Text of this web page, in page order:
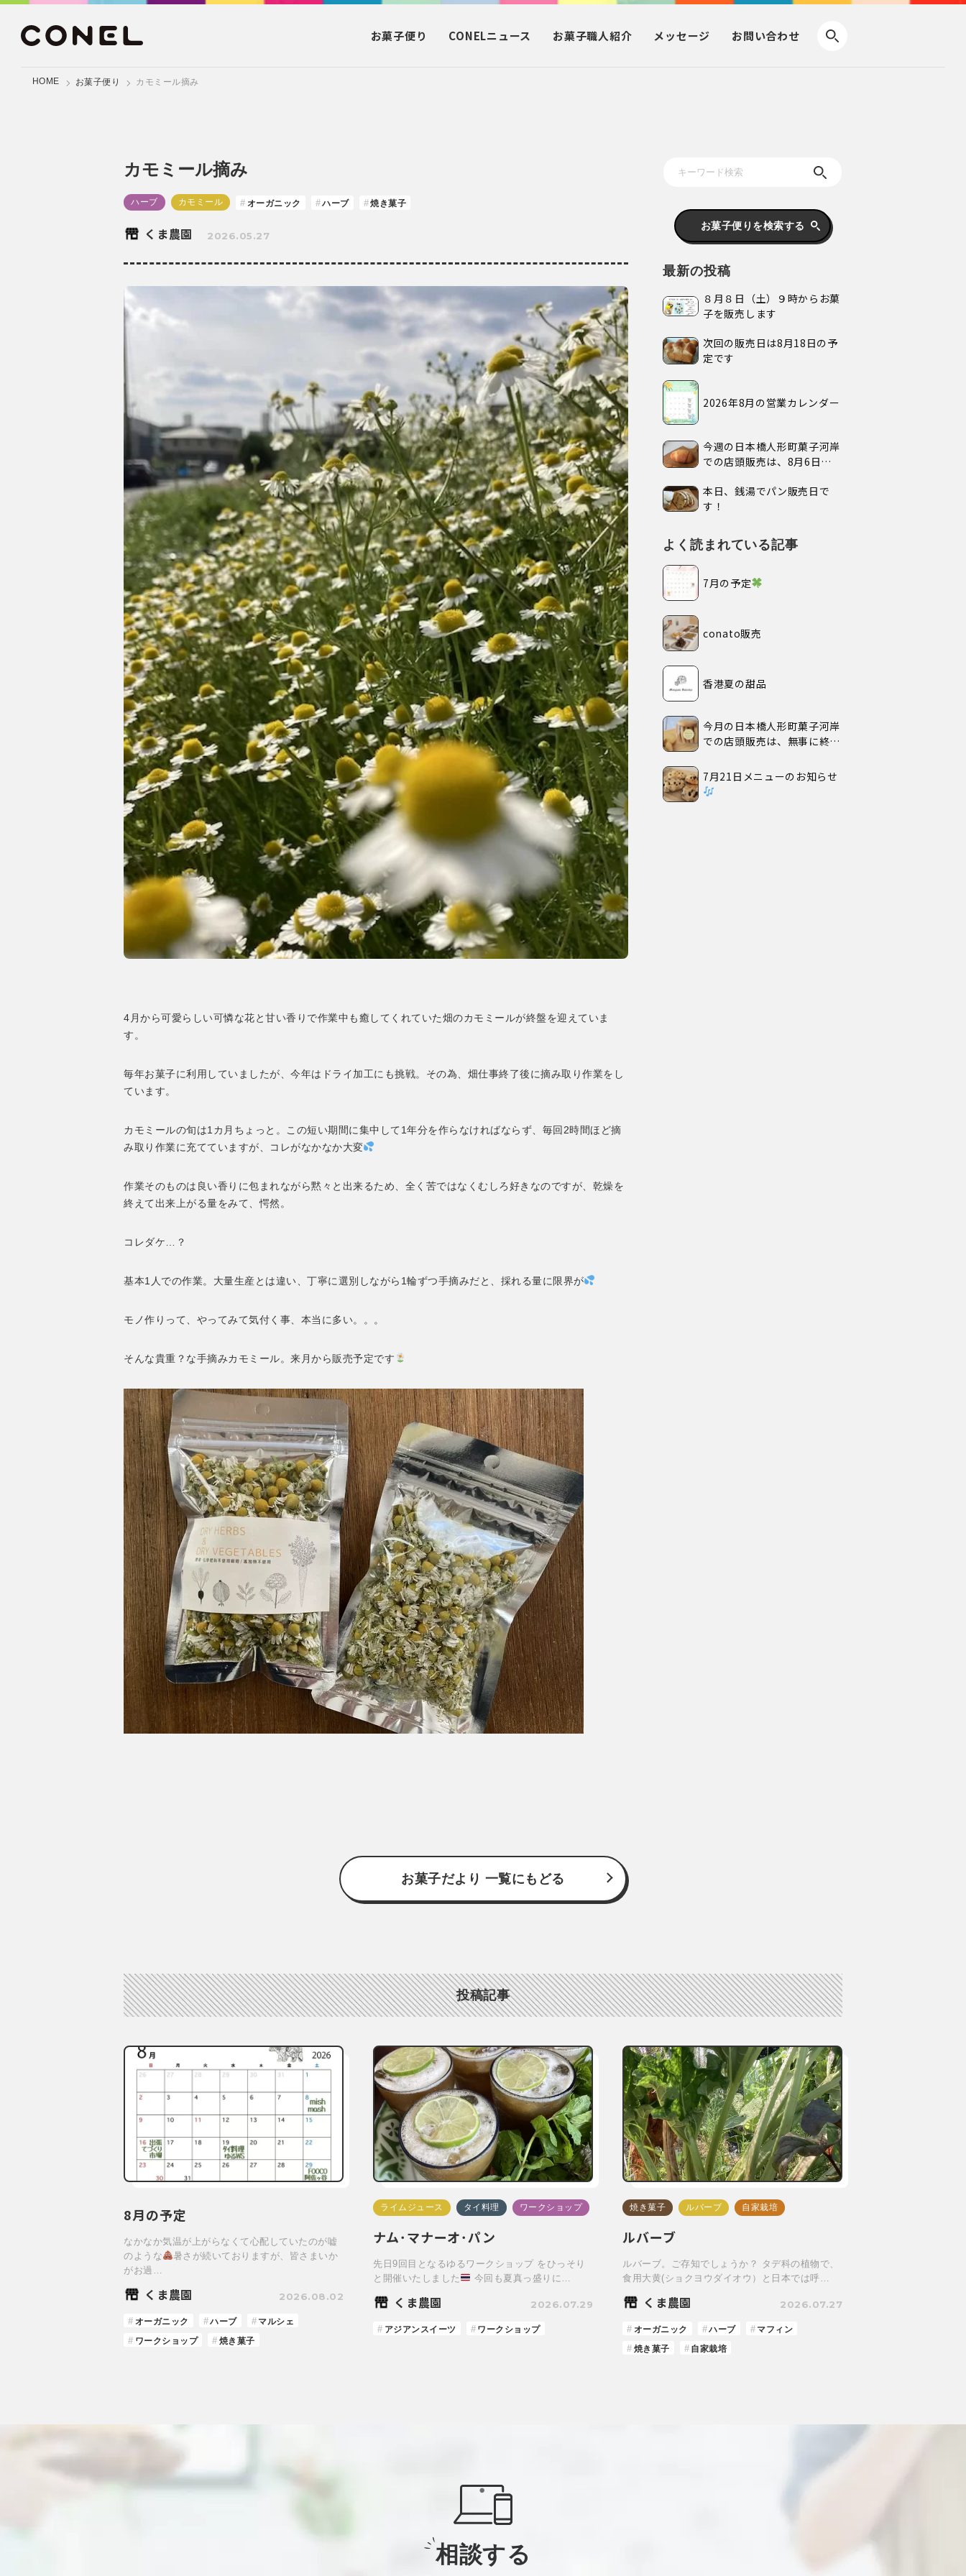
お菓子便り CONELニュース お菓子職人紹介 メッセージ お問い合わせ
HOME お菓子便り カモミール摘み
カモミール摘み
ハーブ カモミール オーガニック ハーブ 焼き菓子
くま農園 2026.05.27
4月から可愛らしい可憐な花と甘い香りで作業中も癒してくれていた畑のカモミールが終盤を迎えていま
す。
毎年お菓子に利用していましたが、今年はドライ加工にも挑戦。その為、畑仕事終了後に摘み取り作業をし
ています。
カモミールの旬は1カ月ちょっと。この短い期間に集中して1年分を作らなければならず、毎回2時間ほど摘
み取り作業に充てていますが、コレがなかなか大変
作業そのものは良い香りに包まれながら黙々と出来るため、全く苦ではなくむしろ好きなのですが、乾燥を
終えて出来上がる量をみて、愕然。
コレダケ…？
基本1人での作業。大量生産とは違い、丁寧に選別しながら1輪ずつ手摘みだと、採れる量に限界が
モノ作りって、やってみて気付く事、本当に多い。。。
そんな貴重？な手摘みカモミール。来月から販売予定です
お菓子だより 一覧にもどる
投稿記事
8月の予定
なかなか気温が上がらなくて心配していたのが嘘
のような
暑さが続いておりますが、皆さまいか
がお過…
くま農園 2026.08.02
オーガニック ハーブ
マルシェ
ワークショップ
焼き菓子
ライムジュース タイ料理 ワークショップ
ナム･マナーオ･パン
先日9回目となるゆるワークショップ をひっそり
と開催いたしました
今回も夏真っ盛りに…
くま農園 2026.07.29
アジアンスイーツ ワークショップ
焼き菓子 ルバーブ 自家栽培
ルバーブ
ルバーブ。ご存知でしょうか？ タデ科の植物で、
食用大黄(ショクヨウダイオウ）と日本では呼…
くま農園 2026.07.27
オーガニック ハーブ
マフィン
焼き菓子
自家栽培
お菓子便りを検索する
最新の投稿
８月８日（土）９時からお菓
子を販売します
次回の販売日は8月18日の予
定です
2026年8月の営業カレンダー
今週の日本橋人形町菓子河岸
での店頭販売は、8月6日
す。
本日、銭湯でパン販売日で
す！
よく読まれている記事
7月の予定
conato販売
香港夏の甜品
今月の日本橋人形町菓子河岸
での店頭販売は、無事に終了
7月21日メニューのお知らせ
相談する